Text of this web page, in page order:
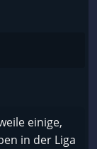
derzeit
of Avalon.
einige,
in der Liga